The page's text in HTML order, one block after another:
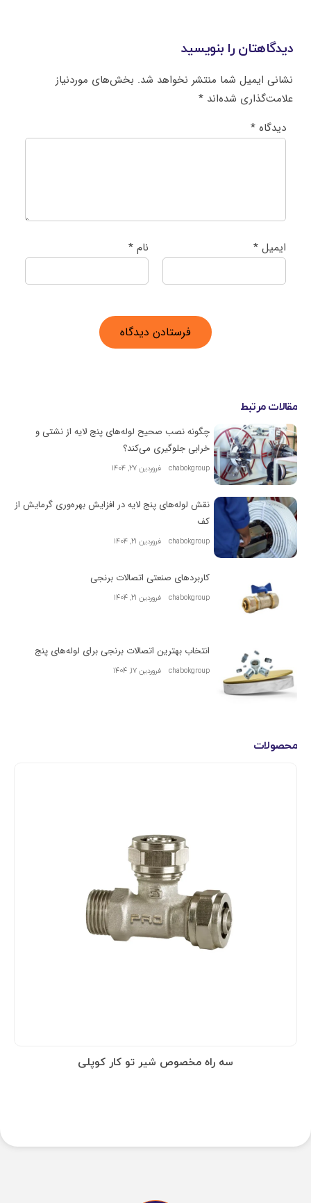
دیدگاهتان را بنویسید
نشانی ایمیل شما منتشر نخواهد شد. بخش‌های موردنیاز
علامت‌گذاری شده‌اند *
دیدگاه *
نام * ایمیل *
مقالات مرتبط
چگونه نصب صحیح لوله‌های پنج لایه از نشتی و
خرابی جلوگیری می‌کند؟
chabokgroup فروردین 27, 1404
نقش لوله‌های پنج لایه در افزایش بهره‌وری گرمایش از
کف
chabokgroup فروردین 21, 1404
کاربردهای صنعتی اتصالات برنجی
chabokgroup فروردین 21, 1404
انتخاب بهترین اتصالات برنجی برای لوله‌های پنج
chabokgroup فروردین 17, 1404
محصولات
سه راه مخصوص شیر تو کار کوپلی